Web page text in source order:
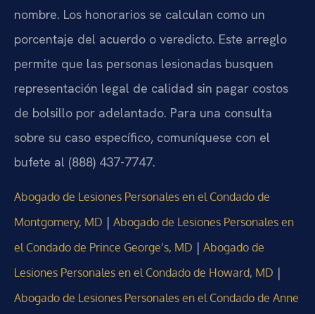
nombre. Los honorarios se calculan como un
porcentaje del acuerdo o veredicto. Este arreglo
permite que las personas lesionadas busquen
representación legal de calidad sin pagar costos
de bolsillo por adelantado. Para una consulta
sobre su caso específico, comuníquese con el
bufete al (888) 437-7747.
Abogado de Lesiones Personales en el Condado de
Montgomery, MD | Abogado de Lesiones Personales en
el Condado de Prince George’s, MD | Abogado de
Lesiones Personales en el Condado de Howard, MD |
Abogado de Lesiones Personales en el Condado de Anne